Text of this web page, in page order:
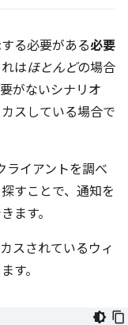
る必要がある必要
はほとんどの場合
がないシナリオ
スしている場合で
ライアントを調べ
すことで、通知を
ます。
スされているウィ
す。